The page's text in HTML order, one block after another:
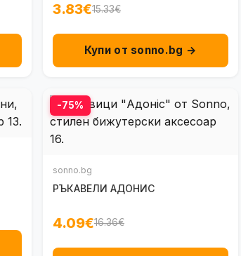
3.83€15.33€
Купи от sonno.bg →
-75%
sonno.bg
РЪКАВЕЛИ АДОНИС
4.09€16.36€